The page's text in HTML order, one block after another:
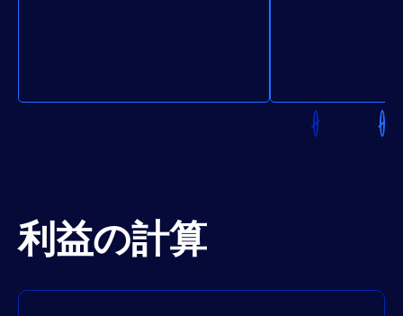
利益の計算